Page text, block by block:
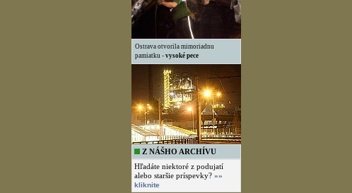
Ostrava otvorila mimoriadnu
pamiatku -vysoké pece
Z NÁŠHO ARCHÍVU
Hľadáte niektoré z podujatí
alebo staršie príspevky? »»
kliknite